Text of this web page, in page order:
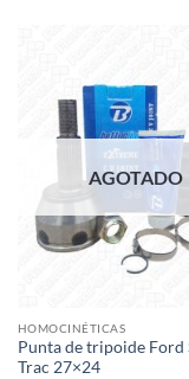
AGOTADO
HOMOCINÉTICAS
Punta de tripoide Ford
Trac 27×24